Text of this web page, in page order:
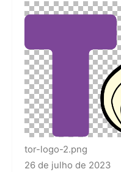
tor-logo-2.png
26 de julho de 2023